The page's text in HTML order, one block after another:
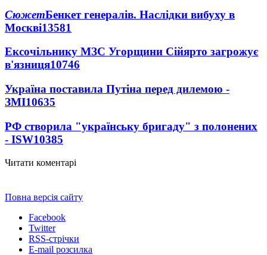
СюжетБенкет генералів. Наслідки вибуху в
Москві13581
Ексочільнику МЗС Угорщини Сійярто загрожує
в'язниця10746
Україна поставила Путіна перед дилемою -
ЗМІ10635
РФ створила "українську бригаду" з полонених
- ISW10385
Читати коментарі
Повна версія сайту
Facebook
Twitter
RSS-стрічки
E-mail розсилка